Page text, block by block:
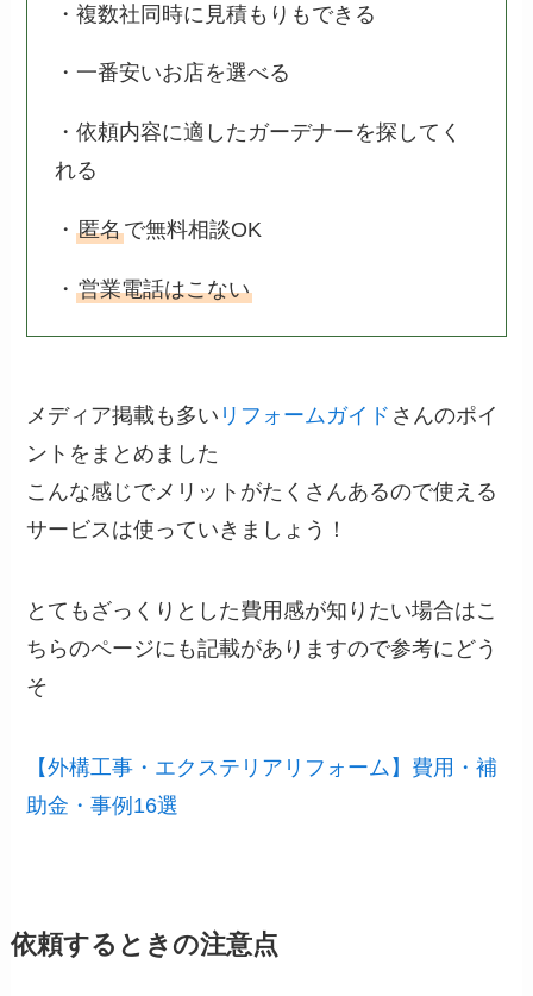
・複数社同時に見積もりもできる
・一番安いお店を選べる
・依頼内容に適したガーデナーを探してく
れる
・ 匿名で無料相談OK
・ 営業電話はこない
メディア掲載も多い リフォームガイド さんのポイ
ントをまとめました
こんな感じでメリットがたくさんあるので使える
サービスは使っていきましょう！
とてもざっくりとした費用感が知りたい場合はこ
ちらのページにも記載がありますので参考にどう
そ
【外構工事・エクステリアリフォーム】費用・補
助金・事例16選
依頼するときの注意点